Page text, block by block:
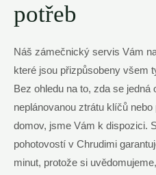
potřeb
Náš zámečnický servis Vám
které jsou přizpůsobeny všem
Bez ohledu na to, zda se jedná
neplánovanou ztrátu klíčů
domov, jsme Vám k dispozici.
pohotovostí v Chrudimi
minut, protože si